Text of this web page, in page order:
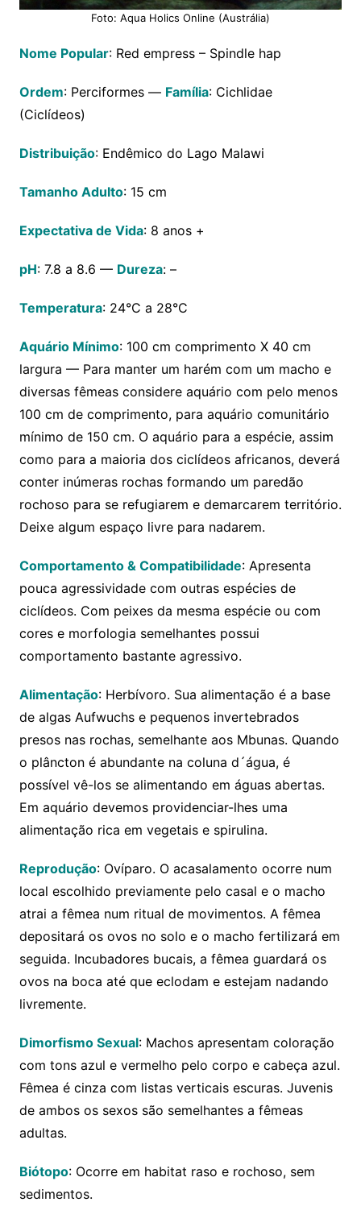
Foto: Aqua Holics Online (Austrália)
Nome Popular: Red empress – Spindle hap
Ordem: Perciformes — Família: Cichlidae
(Ciclídeos)
Distribuição: Endêmico do Lago Malawi
Tamanho Adulto: 15 cm
Expectativa de Vida: 8 anos +
pH: 7.8 a 8.6 — Dureza: –
Temperatura: 24°C a 28°C
Aquário Mínimo: 100 cm comprimento X 40 cm
largura — Para manter um harém com um macho e
diversas fêmeas considere aquário com pelo menos
100 cm de comprimento, para aquário comunitário
mínimo de 150 cm. O aquário para a espécie, assim
como para a maioria dos ciclídeos africanos, deverá
conter inúmeras rochas formando um paredão
rochoso para se refugiarem e demarcarem território.
Deixe algum espaço livre para nadarem.
Comportamento & Compatibilidade: Apresenta
pouca agressividade com outras espécies de
ciclídeos. Com peixes da mesma espécie ou com
cores e morfologia semelhantes possui
comportamento bastante agressivo.
Alimentação: Herbívoro. Sua alimentação é a base
de algas Aufwuchs e pequenos invertebrados
presos nas rochas, semelhante aos Mbunas. Quando
o plâncton é abundante na coluna d´água, é
possível vê-los se alimentando em águas abertas.
Em aquário devemos providenciar-lhes uma
alimentação rica em vegetais e spirulina.
Reprodução: Ovíparo. O acasalamento ocorre num
local escolhido previamente pelo casal e o macho
atrai a fêmea num ritual de movimentos. A fêmea
depositará os ovos no solo e o macho fertilizará em
seguida. Incubadores bucais, a fêmea guardará os
ovos na boca até que eclodam e estejam nadando
livremente.
Dimorfismo Sexual: Machos apresentam coloração
com tons azul e vermelho pelo corpo e cabeça azul.
Fêmea é cinza com listas verticais escuras. Juvenis
de ambos os sexos são semelhantes a fêmeas
adultas.
Biótopo: Ocorre em habitat raso e rochoso, sem
sedimentos.